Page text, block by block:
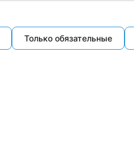
Только обязательные